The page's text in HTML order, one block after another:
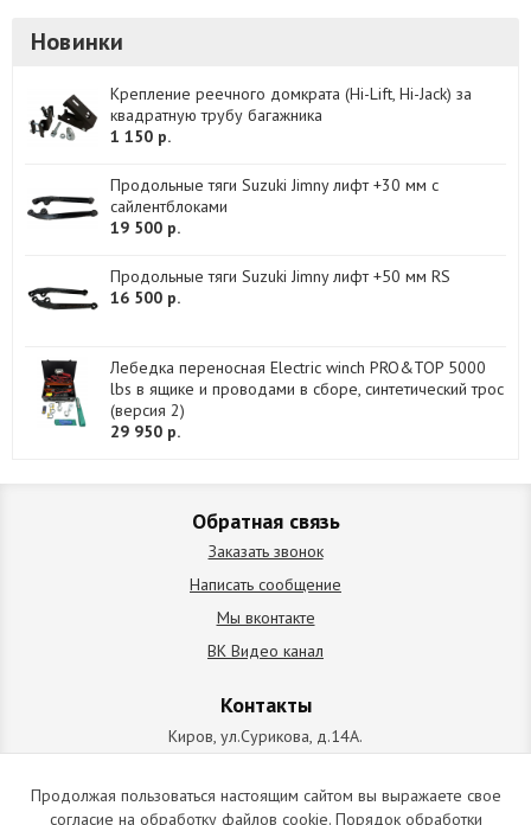
Новинки
Крепление реечного домкрата (Hi-Lift, Hi-Jack) за
квадратную трубу багажника
1 150 р.
Продольные тяги Suzuki Jimny лифт +30 мм с
сайлентблоками
19 500 р.
Продольные тяги Suzuki Jimny лифт +50 мм RS
16 500 р.
Лебедка переносная Electric winch PRO&TOP 5000
lbs в ящике и проводами в сборе, синтетический трос
(версия 2)
29 950 р.
Обратная связь
Заказать звонок
Написать сообщение
Мы вконтакте
ВК Видео канал
Контакты
Киров, ул.Сурикова, д.14А.
схема проезда
+7 (912) 827-92-55
Продолжая пользоваться настоящим сайтом вы выражаете свое
согласие на обработку файлов cookie. Порядок обработки